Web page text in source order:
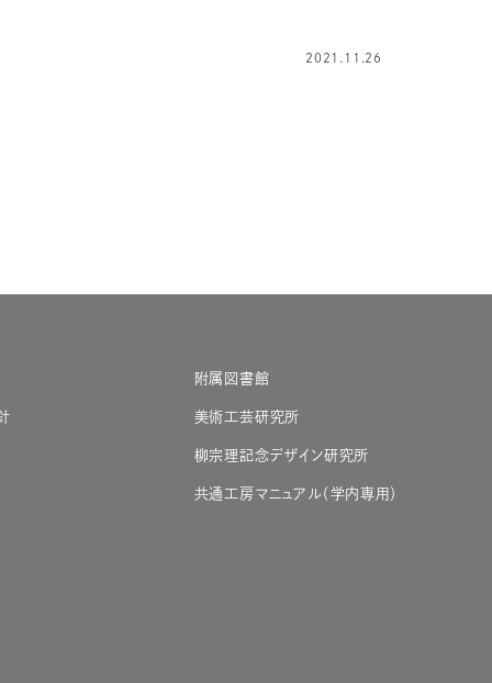
2021.11.26
附属図書館
美術工芸研究所
柳宗理記念デザイン研究所
共通工房マニュアル（学内専用）